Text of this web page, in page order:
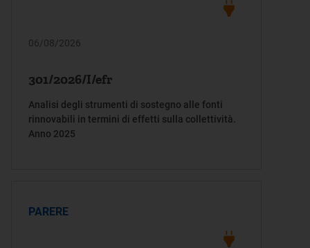
06/08/2026
301/2026/I/efr
Analisi degli strumenti di sostegno alle fonti
rinnovabili in termini di effetti sulla collettività.
Anno 2025
PARERE